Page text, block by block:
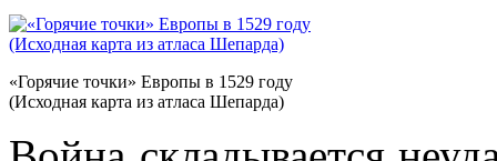
«Горячие точки» Европы в 1529 году
(Исходная карта из атласа Шепарда)